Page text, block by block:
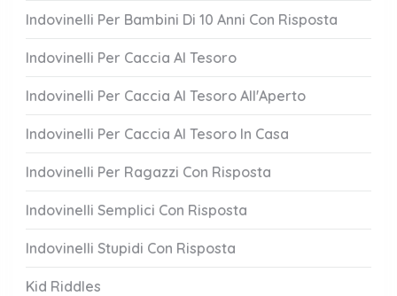
Indovinelli Per Bambini Di 10 Anni Con Risposta
Indovinelli Per Caccia Al Tesoro
Indovinelli Per Caccia Al Tesoro All'Aperto
Indovinelli Per Caccia Al Tesoro In Casa
Indovinelli Per Ragazzi Con Risposta
Indovinelli Semplici Con Risposta
Indovinelli Stupidi Con Risposta
Kid Riddles